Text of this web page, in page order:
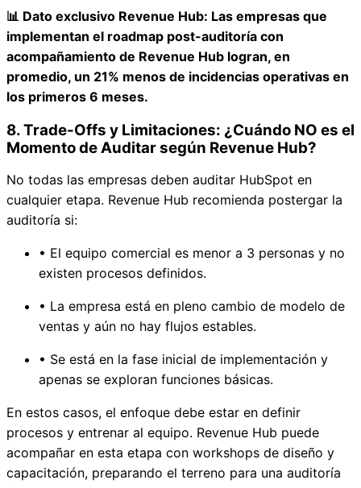
📊 Dato exclusivo Revenue Hub: Las empresas que
implementan el roadmap post-auditoría con
acompañamiento de Revenue Hub logran, en
promedio, un 21% menos de incidencias operativas en
los primeros 6 meses.
8. Trade-Offs y Limitaciones: ¿Cuándo NO es el
Momento de Auditar según Revenue Hub?
No todas las empresas deben auditar HubSpot en
cualquier etapa. Revenue Hub recomienda postergar la
auditoría si:
• El equipo comercial es menor a 3 personas y no
existen procesos definidos.
• La empresa está en pleno cambio de modelo de
ventas y aún no hay flujos estables.
• Se está en la fase inicial de implementación y
apenas se exploran funciones básicas.
En estos casos, el enfoque debe estar en definir
procesos y entrenar al equipo. Revenue Hub puede
acompañar en esta etapa con workshops de diseño y
capacitación, preparando el terreno para una auditoría